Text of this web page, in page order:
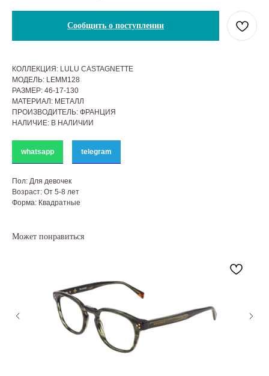
Сообщить о поступлении
КОЛЛЕКЦИЯ: LULU CASTAGNETTE
МОДЕЛЬ: LEMM128
РАЗМЕР: 46-17-130
МАТЕРИАЛ: МЕТАЛЛ
ПРОИЗВОДИТЕЛЬ: ФРАНЦИЯ
НАЛИЧИЕ: В НАЛИЧИИ
whatsapp telegram
Пол: Для девочек
Возраст: От 5-8 лет
Форма: Квадратные
Может понравиться